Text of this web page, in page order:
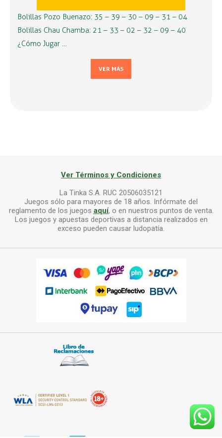
Bolillas Pozo Buenazo: 35 – 39 – 30 – 09 – 31 – 04
Bolillas Chau Chamba: 21 – 33 – 02 – 32 – 09 – 40
¿Cómo Jugar …
VER MÁS
Ver Términos y Condiciones
La Tinka S.A. RUC 20506035121
Juegos sólo para mayores de 18 años. Infórmate del
reglamento de los juegos aquí, o en nuestros puntos de venta.
Los juegos y apuestas deportivas a distancia realizados en
exceso pueden causar ludopatía.